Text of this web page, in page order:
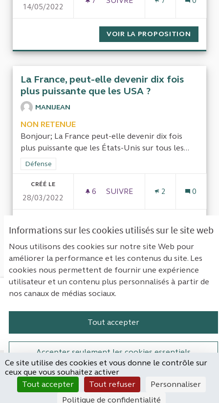
Informations sur les cookies utilisés sur le site web
Nous utilisons des cookies sur notre site Web pour
améliorer la performance et les contenus du site. Les
cookies nous permettent de fournir une expérience
utilisateur et un contenu plus personnalisés à partir de
nos canaux de médias sociaux.
Tout accepter
Accepter seulement les cookies essentiels
Paramètres
14/05/2022
VOIR LA PROPOSITION
La France, peut-elle devenir dix fois
plus puissante que les USA ?
MANIJEAN
NON RETENUE
Bonjour; La France peut-elle devenir dix fois
plus puissante que les États-Unis sur tous les...
Filtrer les résultats de la catégorie : Défense
Défense
CRÉÉ LE
28/03/2022
6 6 ABONNÉS
SUIVRE
2 0
VOIR LA PROPOSITION LA
Voir toutes les propositions retirées
Mentions légales
Paramètres des cookies
Plateforme de participation de la
Plateforme de participation de la
Plateforme de participation
Plateforme de
Site réalisé par
Open Source Politics
(Lien externe)
grâce aulogiciel libre
Ce site utilise des cookies et vous donne le contrôle sur
ceux que vous souhaitez activer
Tout accepter
Tout refuser
Personnaliser
Politique de confidentialité